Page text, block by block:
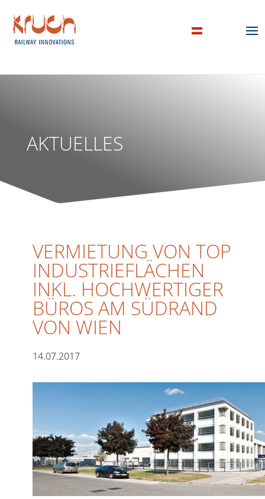
AKTUELLES
VERMIETUNG VON TOP
INDUSTRIEFLÄCHEN
INKL. HOCHWERTIGER
BÜROS AM SÜDRAND
VON WIEN
14.07.2017